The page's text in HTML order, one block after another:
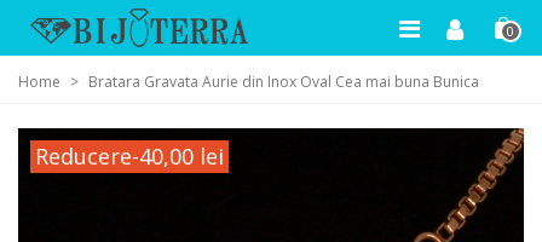
0
Home > Bratara Gravata Aurie din Inox Oval Cea mai buna Bunica
Reducere-40,00 lei